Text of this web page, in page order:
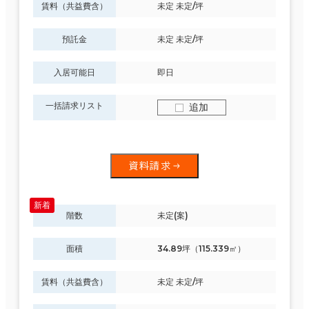
賃料（共益費含） 未定 未定/坪
預託金 未定 未定/坪
入居可能日 即日
一括請求リスト 追加
資料請求
階数 未定(案)
面積 34.89坪（115.339㎡）
賃料（共益費含） 未定 未定/坪